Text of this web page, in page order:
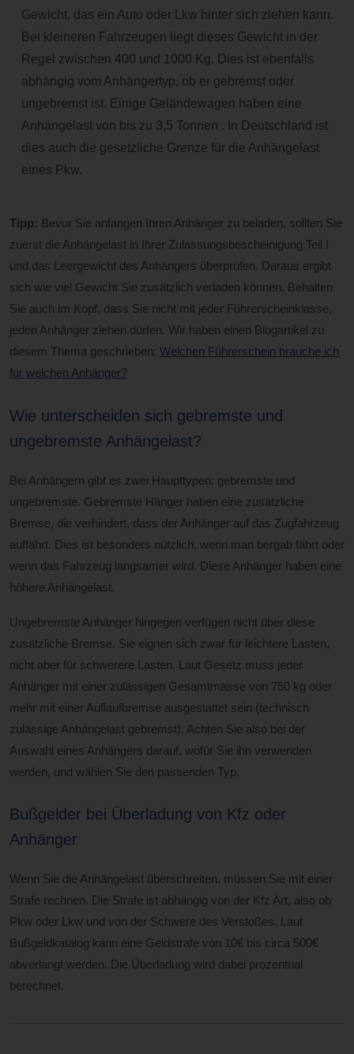
Gewicht, das ein Auto oder Lkw hinter sich ziehen kann.
Bei kleineren Fahrzeugen liegt dieses Gewicht in der
Regel zwischen 400 und 1000 Kg. Dies ist ebenfalls
abhängig vom Anhängertyp, ob er gebremst oder
ungebremst ist. Einige Geländewagen haben eine
Anhängelast von bis zu 3,5 Tonnen . In Deutschland ist
dies auch die gesetzliche Grenze für die Anhängelast
eines Pkw.
Tipp: Bevor Sie anfangen Ihren Anhänger zu beladen, sollten Sie
zuerst die Anhängelast in Ihrer Zulassungsbescheinigung Teil I
und das Leergewicht des Anhängers überprüfen. Daraus ergibt
sich wie viel Gewicht Sie zusätzlich verladen können. Behalten
Sie auch im Kopf, dass Sie nicht mit jeder Führerscheinklasse,
jeden Anhänger ziehen dürfen. Wir haben einen Blogartikel zu
diesem Thema geschrieben: Welchen Führerschein brauche ich
für welchen Anhänger?
Wie unterscheiden sich gebremste und
ungebremste Anhängelast?
Bei Anhängern gibt es zwei Haupttypen: gebremste und
ungebremste. Gebremste Hänger haben eine zusätzliche
Bremse, die verhindert, dass der Anhänger auf das Zugfahrzeug
auffährt. Dies ist besonders nützlich, wenn man bergab fährt oder
wenn das Fahrzeug langsamer wird. Diese Anhänger haben eine
höhere Anhängelast.
Ungebremste Anhänger hingegen verfügen nicht über diese
zusätzliche Bremse. Sie eignen sich zwar für leichtere Lasten,
nicht aber für schwerere Lasten. Laut Gesetz muss jeder
Anhänger mit einer zulässigen Gesamtmasse von 750 kg oder
mehr mit einer Auflaufbremse ausgestattet sein (technisch
zulässige Anhängelast gebremst). Achten Sie also bei der
Auswahl eines Anhängers darauf, wofür Sie ihn verwenden
werden, und wählen Sie den passenden Typ.
Bußgelder bei Überladung von Kfz oder
Anhänger
Wenn Sie die Anhängelast überschreiten, müssen Sie mit einer
Strafe rechnen. Die Strafe ist abhängig von der Kfz Art, also ob
Pkw oder Lkw und von der Schwere des Verstoßes. Laut
Bußgeldkatalog kann eine Geldstrafe von 10€ bis circa 500€
abverlangt werden. Die Überladung wird dabei prozentual
berechnet.